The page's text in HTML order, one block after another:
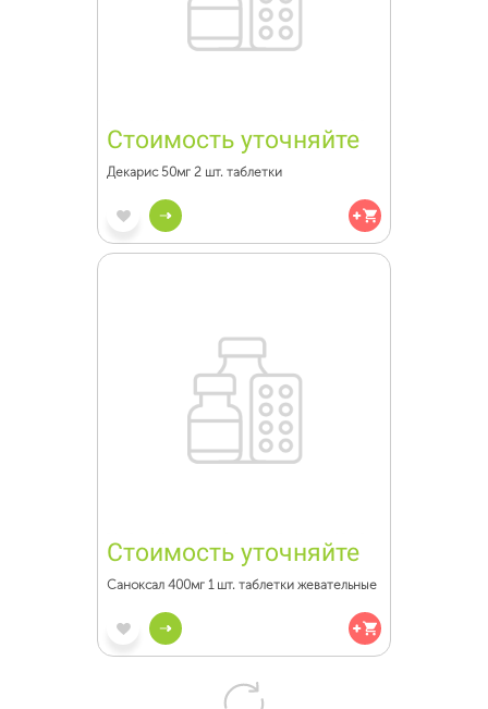
Стоимость уточняйте
Декарис 50мг 2 шт. таблетки
Стоимость уточняйте
Саноксал 400мг 1 шт. таблетки жевательные